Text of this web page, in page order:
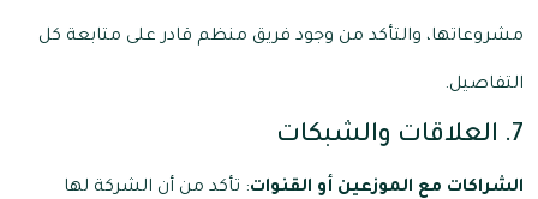
مشروعاتها، والتأكد من وجود فريق منظم قادر على متابعة كل
التفاصيل.
7. العلاقات والشبكات
الشراكات مع الموزعين أو القنوات: تأكد من أن الشركة لها